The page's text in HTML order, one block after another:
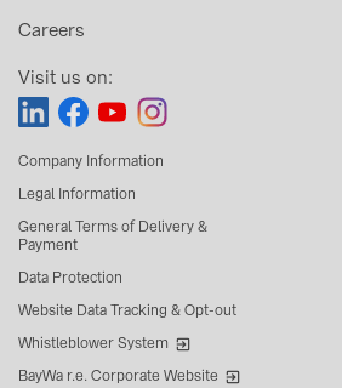
Careers
Visit us on:
Company Information
Legal Information
General Terms of Delivery &
Payment
Data Protection
Website Data Tracking & Opt-out
Whistleblower System
BayWa r.e. Corporate Website